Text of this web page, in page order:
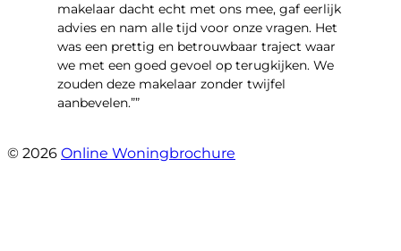
makelaar dacht echt met ons mee, gaf eerlijk
advies en nam alle tijd voor onze vragen. Het
was een prettig en betrouwbaar traject waar
we met een goed gevoel op terugkijken. We
zouden deze makelaar zonder twijfel
aanbevelen.””
© 2026 Online Woningbrochure